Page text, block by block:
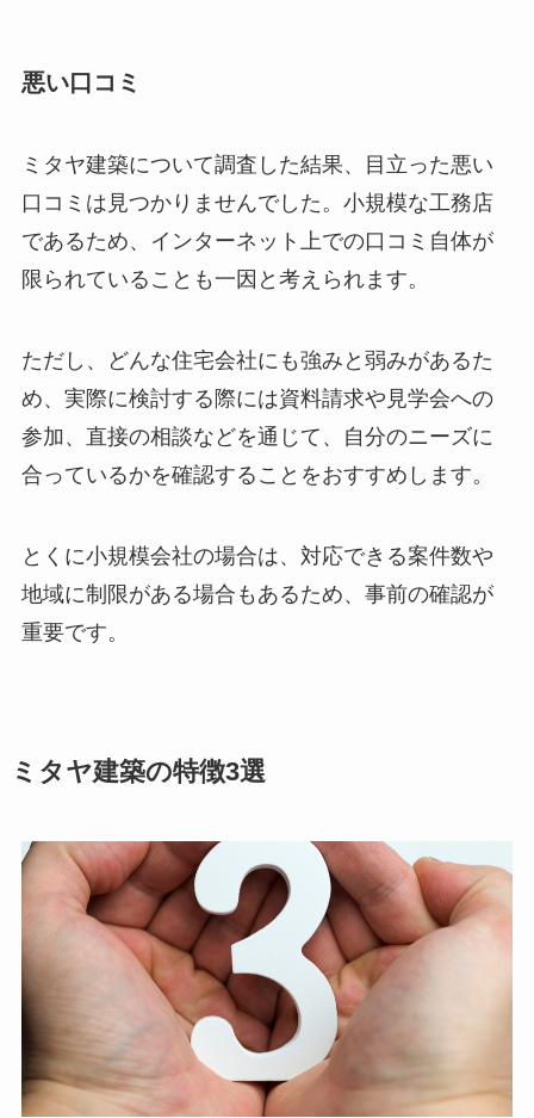
悪い口コミ
ミタヤ建築について調査した結果、目立った悪い
口コミは見つかりませんでした。小規模な工務店
であるため、インターネット上での口コミ自体が
限られていることも一因と考えられます。
ただし、どんな住宅会社にも強みと弱みがあるた
め、実際に検討する際には資料請求や見学会への
参加、直接の相談などを通じて、自分のニーズに
合っているかを確認することをおすすめします。
とくに小規模会社の場合は、対応できる案件数や
地域に制限がある場合もあるため、事前の確認が
重要です。
ミタヤ建築の特徴3選